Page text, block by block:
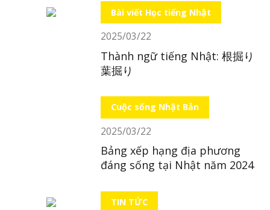
Bài viết Học tiếng Nhật
2025/03/22
Thành ngữ tiếng Nhật: 根掘り
葉掘り
Cuộc sống Nhật Bản
2025/03/22
Bảng xếp hạng địa phương
đáng sống tại Nhật năm 2024
TIN TỨC